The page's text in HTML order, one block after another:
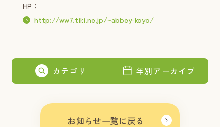
お知らせ一覧に戻る
カテゴリ 年別アーカイブ
HP：
http://ww7.tiki.ne.jp/~abbey-koyo/